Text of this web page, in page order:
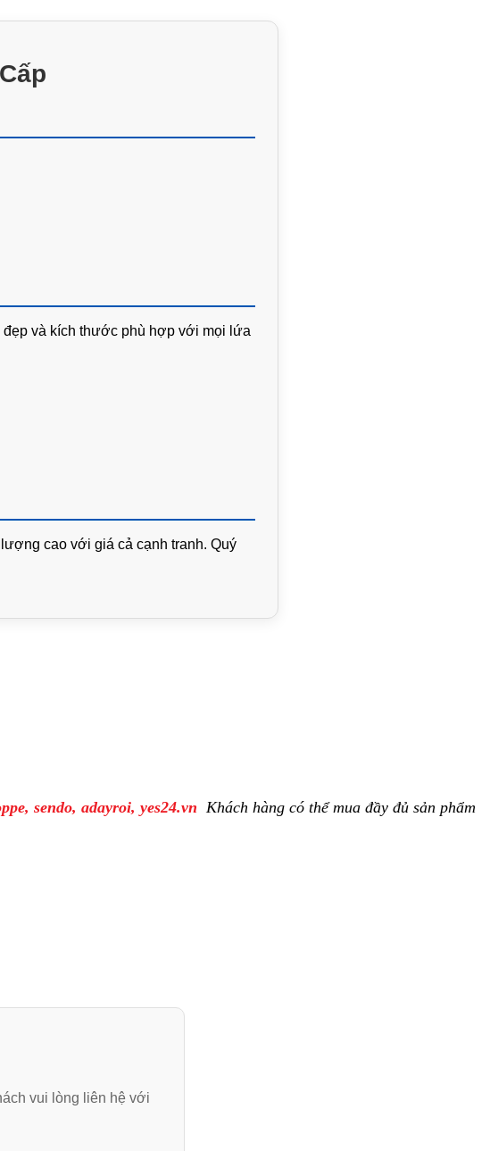
và kích thước phù hợp với mọi lứa
cao với giá cả cạnh tranh. Quý
sendo, adayroi, yes24.vn Khách hàng có thể mua đầy đủ sản phẩm
vui lòng liên hệ với